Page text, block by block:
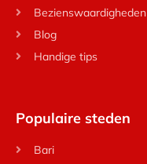
Bezienswaardigheden
Blog
Handige tips
Populaire steden
Bari